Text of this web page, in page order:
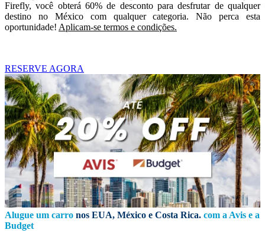
Firefly, você obterá 60% de desconto para desfrutar de qualquer
destino no México com qualquer categoria. Não perca esta
oportunidade! Aplicam-se termos e condições.
RESERVE AGORA
Alugue um carro nos EUA, México e Costa Rica. com a Avis e a
Budget